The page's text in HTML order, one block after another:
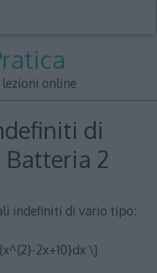
online
di
2
indefiniti di vario tipo:
2x+10}dx \]